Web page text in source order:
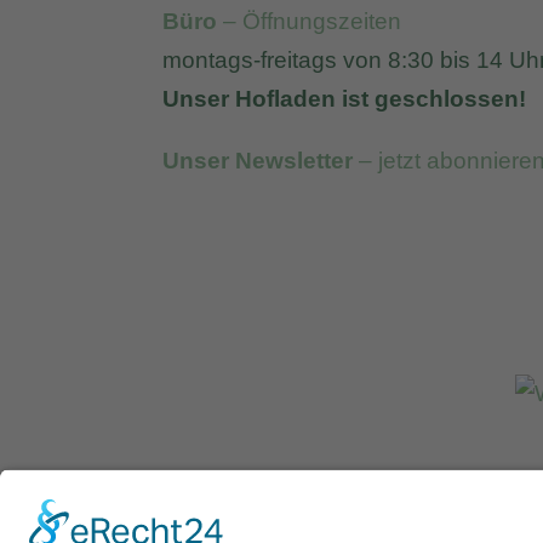
Büro – Öffnungszeiten
montags-freitags von 8:30 bis 14
Unser Hofladen ist geschlossen!
Unser Newsletter – jetzt
Impressum